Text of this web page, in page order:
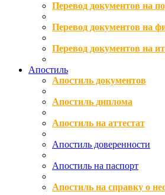
Перевод документов на
Перевод документов на
Перевод документов на
Апостиль
Апостиль документов
Апостиль диплома
Апостиль на аттестат
Апостиль доверенности
Апостиль на паспорт
Апостиль на справку о